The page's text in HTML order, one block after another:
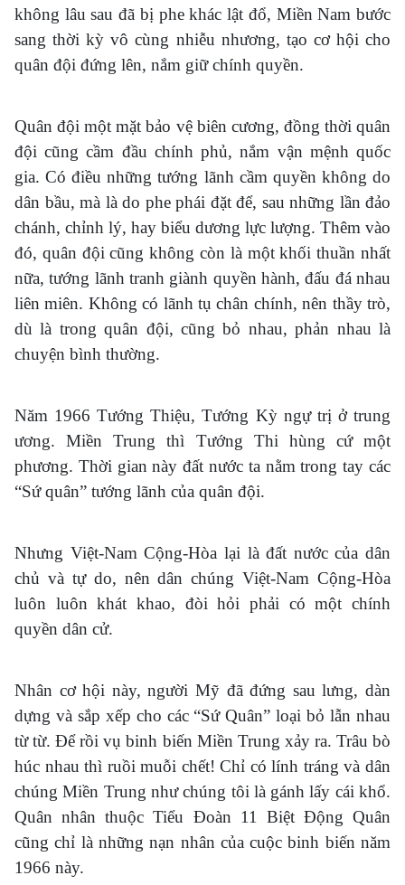
không lâu sau đã bị phe khác lật đổ, Miền Nam bước
sang thời kỳ vô cùng nhiễu nhương, tạo cơ hội cho
quân đội đứng lên, nắm giữ chính quyền.
Quân đội một mặt bảo vệ biên cương, đồng thời quân
đội cũng cầm đầu chính phủ, nắm vận mệnh quốc
gia. Có điều những tướng lãnh cầm quyền không do
dân bầu, mà là do phe phái đặt để, sau những lần đảo
chánh, chỉnh lý, hay biểu dương lực lượng. Thêm vào
đó, quân đội cũng không còn là một khối thuần nhất
nữa, tướng lãnh tranh giành quyền hành, đấu đá nhau
liên miên. Không có lãnh tụ chân chính, nên thầy trò,
dù là trong quân đội, cũng bỏ nhau, phản nhau là
chuyện bình thường.
Năm 1966 Tướng Thiệu, Tướng Kỳ ngự trị ở trung
ương. Miền Trung thì Tướng Thi hùng cứ một
phương. Thời gian này đất nước ta nằm trong tay các
“Sứ quân” tướng lãnh của quân đội.
Nhưng Việt-Nam Cộng-Hòa lại là đất nước của dân
chủ và tự do, nên dân chúng Việt-Nam Cộng-Hòa
luôn luôn khát khao, đòi hỏi phải có một chính
quyền dân cử.
Nhân cơ hội này, người Mỹ đã đứng sau lưng, dàn
dựng và sắp xếp cho các “Sứ Quân” loại bỏ lẫn nhau
từ từ. Để rồi vụ binh biến Miền Trung xảy ra. Trâu bò
húc nhau thì ruồi muỗi chết! Chỉ có lính tráng và dân
chúng Miền Trung như chúng tôi là gánh lấy cái khổ.
Quân nhân thuộc Tiểu Đoàn 11 Biệt Động Quân
cũng chỉ là những nạn nhân của cuộc binh biến năm
1966 này.